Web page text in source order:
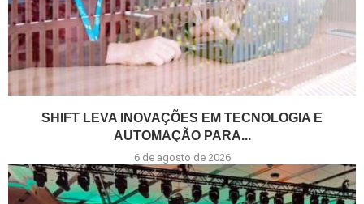
SHIFT LEVA INOVAÇÕES EM TECNOLOGIA E
AUTOMAÇÃO PARA...
6 de agosto de 2026